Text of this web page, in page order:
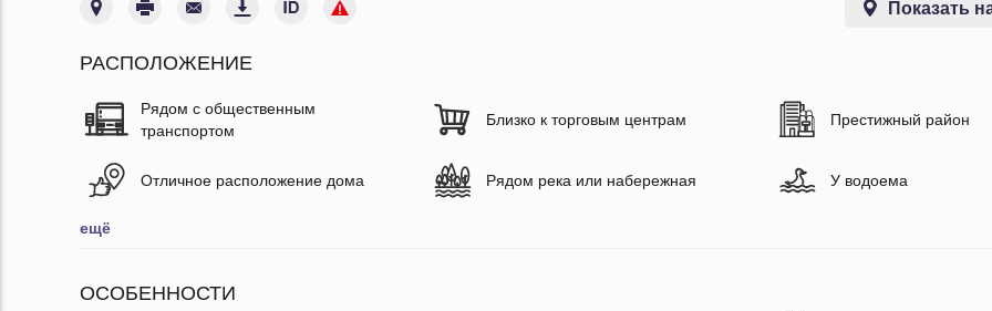
Показать
РАСПОЛОЖЕНИЕ
Рядом с общественным
транспортом
Близко к торговым центрам Престижный район
Отличное расположение дома Рядом река или набережная У водоема
ещё
ОСОБЕННОСТИ